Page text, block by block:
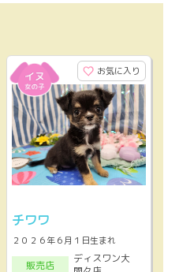
お気に入り
チワワ
２０２６年６月１日生まれ
販売店
ディスワン大